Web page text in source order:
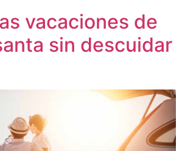
vacaciones de
sin descuidar